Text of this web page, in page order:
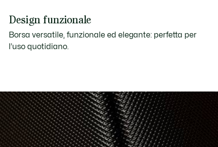
Design funzionale
Borsa versatile, funzionale ed elegante: perfetta per
l’uso quotidiano.